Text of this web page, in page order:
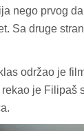
nego prvog
Sa druge
održao je
je